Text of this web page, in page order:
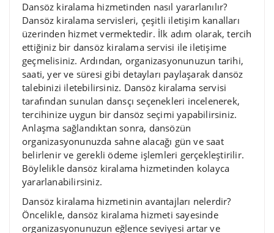
Dansöz kiralama hizmetinden nasıl yararlanılır?
Dansöz kiralama servisleri, çeşitli iletişim kanalları
üzerinden hizmet vermektedir. İlk adım olarak, tercih
ettiğiniz bir dansöz kiralama servisi ile iletişime
geçmelisiniz. Ardından, organizasyonunuzun tarihi,
saati, yer ve süresi gibi detayları paylaşarak dansöz
talebinizi iletebilirsiniz. Dansöz kiralama servisi
tarafından sunulan dansçı seçenekleri incelenerek,
tercihinize uygun bir dansöz seçimi yapabilirsiniz.
Anlaşma sağlandıktan sonra, dansözün
organizasyonunuzda sahne alacağı gün ve saat
belirlenir ve gerekli ödeme işlemleri gerçekleştirilir.
Böylelikle dansöz kiralama hizmetinden kolayca
yararlanabilirsiniz.
Dansöz kiralama hizmetinin avantajları nelerdir?
Öncelikle, dansöz kiralama hizmeti sayesinde
organizasyonunuzun eğlence seviyesi artar ve